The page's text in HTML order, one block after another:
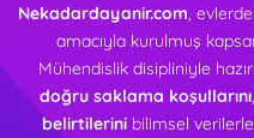
Nekadardayanir.com,
amacıyla kurulmuş
Mühendislik disipliniyle
doğru saklama koşullarını,
belirtilerinibilimsel verilerle